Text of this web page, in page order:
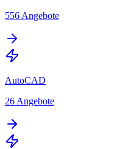
556 Angebote
AutoCAD
26 Angebote